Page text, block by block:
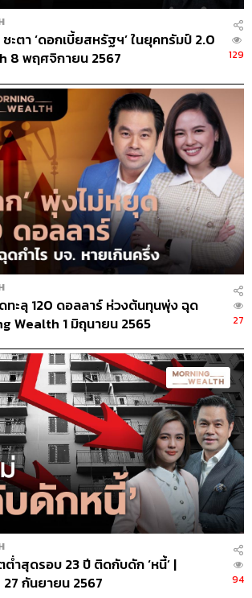
ะตา ‘ดอกเบี้ยสหรัฐฯ’ ในยุคทรัมป์ 2.0
8 พฤศจิกายน 2567
129
ทะลุ 120 ดอลลาร์ ห่วงต้นทุนพุ่ง ฉุด
Wealth 1 มิถุนายน 2565
27
ำสุดรอบ 23 ปี ติดกับดัก ‘หนี้’ |
กันยายน 2567
94